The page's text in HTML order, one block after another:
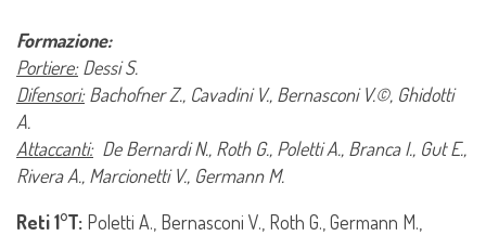
Formazione:
Portiere:Dessi S.
Difensori:Bachofner Z., Cavadini V., Bernasconi V.©, Ghidotti
A.
Attaccanti:De Bernardi N., Roth G., Poletti A., Branca I., Gut E.,
Rivera A., Marcionetti V., Germann M.
Reti 1°T: Poletti A., Bernasconi V., Roth G., Germann M.,